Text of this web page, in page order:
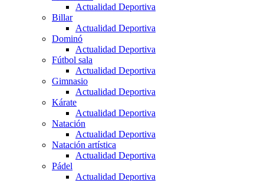
Actualidad Deportiva
Billar
Actualidad Deportiva
Dominó
Actualidad Deportiva
Fútbol sala
Actualidad Deportiva
Gimnasio
Actualidad Deportiva
Kárate
Actualidad Deportiva
Natación
Actualidad Deportiva
Natación artística
Actualidad Deportiva
Pádel
Actualidad Deportiva